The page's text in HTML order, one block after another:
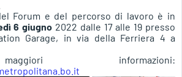
Forum e del percorso di lavoro è in
6 giugno 2022 dalle 17 alle 19 presso
Garage, in via della Ferriera 4 a
informazioni: